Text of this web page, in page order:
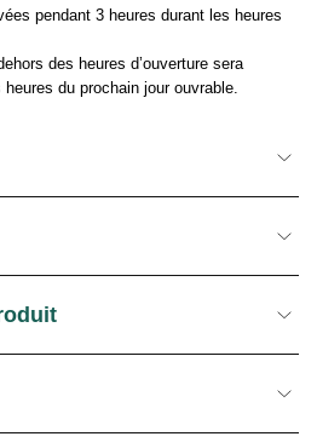
pendant 3 heures durant les heures
des heures d’ouverture sera
du prochain jour ouvrable.